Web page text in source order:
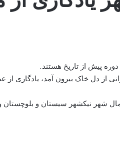
پیش از تاریخ هستند.
از دل خاک بیرون آمد، یادگاری
کشیگ که در 12 کیلومتری شمال شهر نیکشهر سیستان و